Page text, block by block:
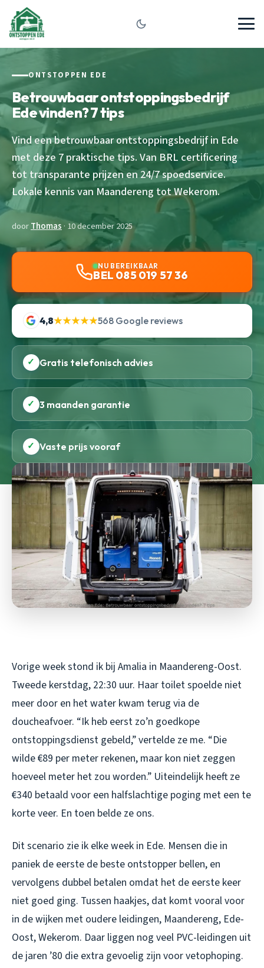
ONTSTOPPEN EDE
Betrouwbaar ontstoppingsbedrijf
Ede vinden? 7 tips
Vind een betrouwbaar ontstoppingsbedrijf in Ede
met deze 7 praktische tips. Van BRL certificering
tot transparante prijzen en 24/7 spoedservice.
Lokale kennis van Maandereng tot Wekerom.
doorThomas · 10 december 2025
NU BEREIKBAAR
BEL 085 019 57 36
4,8★★★★★568 Google reviews
✓ Gratis telefonisch advies
✓ 3 maanden garantie
✓ Vaste prijs vooraf
Vorige week stond ik bij Amalia in Maandereng-Oost.
Tweede kerstdag, 22:30 uur. Haar toilet spoelde niet
meer door en het water kwam terug via de
doucheafvoer. “Ik heb eerst zo’n goedkope
ontstoppingsdienst gebeld,” vertelde ze me. “Die
wilde €89 per meter rekenen, maar kon niet zeggen
hoeveel meter het zou worden.” Uiteindelijk heeft ze
€340 betaald voor een halfslachtige poging met een te
korte veer. En toen belde ze ons.
Dit scenario zie ik elke week in Ede. Mensen die in
paniek de eerste de beste ontstopper bellen, en
vervolgens dubbel betalen omdat het de eerste keer
niet goed ging. Tussen haakjes, dat komt vooral voor
in de wijken met oudere leidingen, Maandereng, Ede-
Oost, Wekerom. Daar liggen nog veel PVC-leidingen uit
de jaren ’80 die extra gevoelig zijn voor vetophoping.